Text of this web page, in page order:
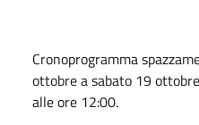
Cronoprogramma
ottobre a sabato 19
alle ore 12:00.